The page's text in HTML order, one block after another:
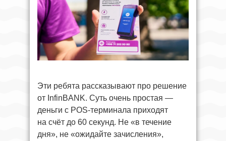
Эти ребята рассказывают про решение
от InfinBANK. Суть очень простая —
деньги с POS-терминала приходят
на счёт до 60 секунд. Не «в течение
дня», не «ожидайте зачисления»,